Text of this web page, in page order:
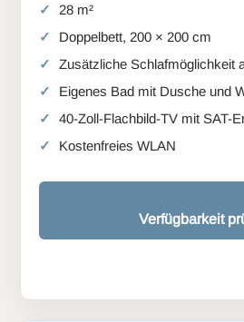
28 m²
Doppelbett, 200 × 200 cm
Zusätzliche Schlafmöglichkeit
Eigenes Bad mit Dusche und
40-Zoll-Flachbild-TV mit SAT-
Kostenfreies WLAN
Verfügbarkeit